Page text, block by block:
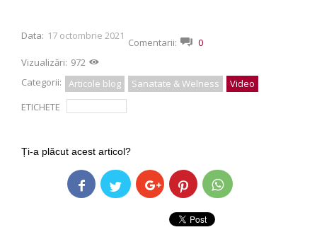
Data: 17 octombrie 2021
Comentarii:
0
Vizualizări: 972
Categorii:
Articole blog Sanatate & Welness
Video
ETICHETE
Ți-a plăcut acest articol?